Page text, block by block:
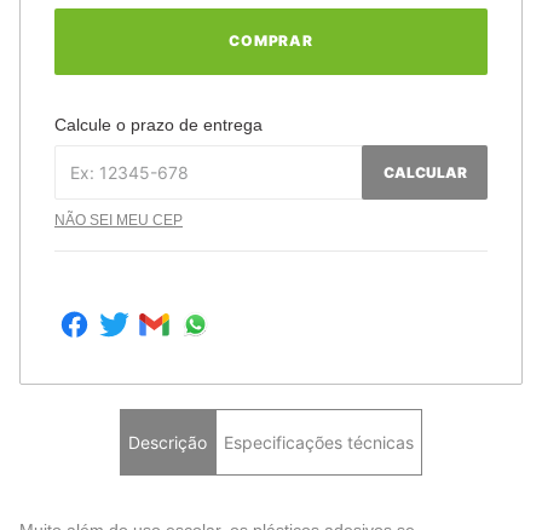
COMPRAR
Calcule o prazo de entrega
CALCULAR
NÃO SEI MEU CEP
Descrição Especificações técnicas